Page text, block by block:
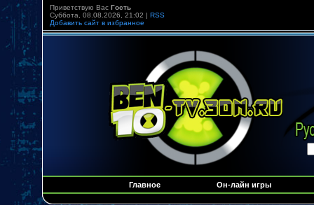
Приветствую Вас Гость
Суббота, 08.08.2026, 21:02 | RSS
Добавить сайт в избранное
Главное Он-лайн игры